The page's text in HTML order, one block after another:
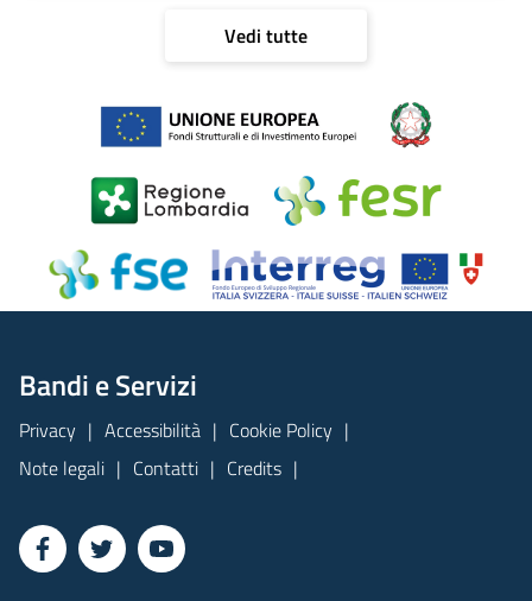
Vedi tutte
Bandi e Servizi
Privacy Accessibilità
Cookie Policy
Note legali
Contatti Credits